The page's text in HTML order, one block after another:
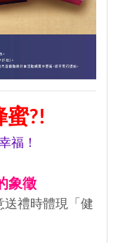
蜜?!
福！
象徵
送禮時體現「健